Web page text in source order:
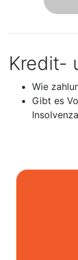
Kredit-
Wie
Gibt es